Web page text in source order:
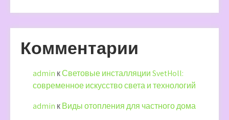
Комментарии
admin кСветовые инсталляции SvetHoll:
современное искусство света и технологий
admin кВиды отопления для частного дома